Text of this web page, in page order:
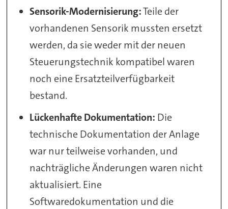
Sensorik-Modernisierung:Teile der
vorhandenen Sensorik mussten ersetzt
werden, da sie weder mit der neuen
Steuerungstechnik kompatibel waren
noch eine Ersatzteilverfügbarkeit
bestand.
Lückenhafte Dokumentation: Die
technische Dokumentation der Anlage
war nur teilweise vorhanden, und
nachträgliche Änderungen waren nicht
aktualisiert. Eine
Softwaredokumentation und die